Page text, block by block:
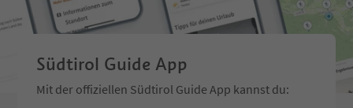
Südtirol Guide App
Mit der offiziellen Südtirol Guide App kannst du: